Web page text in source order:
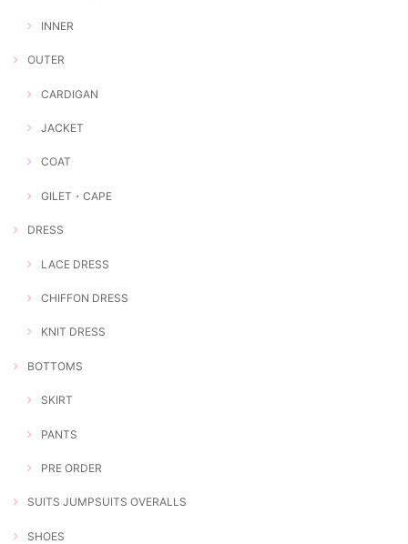
INNER
OUTER
CARDIGAN
JACKET
COAT
GILET・CAPE
DRESS
LACE DRESS
CHIFFON DRESS
KNIT DRESS
BOTTOMS
SKIRT
PANTS
PRE ORDER
SUITS JUMPSUITS OVERALLS
SHOES